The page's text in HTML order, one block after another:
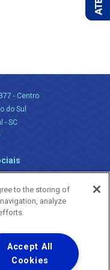
- Centro
do Sul
- SC
os Direitos Reservados.
to the storing of
analyze
Accept All
Cookies